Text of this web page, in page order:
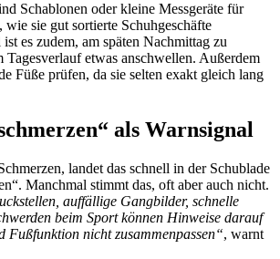
Schablonen oder kleine Messgeräte für
sie gut sortierte Schuhgeschäfte
es zudem, am späten Nachmittag zu
Tagesverlauf etwas anschwellen. Außerdem
Füße prüfen, da sie selten exakt gleich lang
als Warnsignal
landet das schnell in der Schublade
Manchmal stimmt das, oft aber auch nicht.
auffällige Gangbilder, schnelle
beim Sport können Hinweise darauf
Fußfunktion nicht zusammenpassen“, warnt